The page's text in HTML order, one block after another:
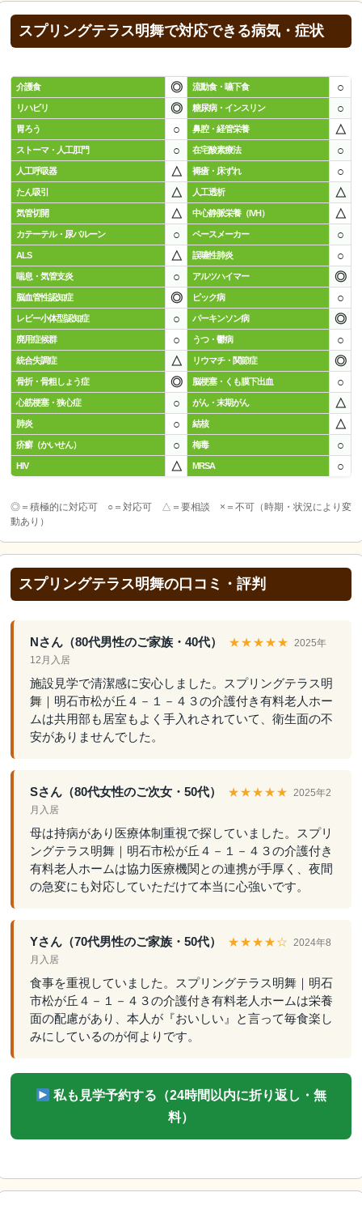
スプリングテラス明舞で対応できる病気・症状
介護食 ◎ 流動食・嚥下食 ○
リハビリ ◎ 糖尿病・インスリン ○
胃ろう ○ 鼻腔・経管栄養 △
ストーマ・人工肛門 ○ 在宅酸素療法 ○
人工呼吸器 △ 褥瘡・床ずれ ○
たん吸引 △ 人工透析 △
気管切開 △ 中心静脈栄養（IVH） △
カテーテル・尿バルーン ○ ペースメーカー ○
ALS △ 誤嚥性肺炎 ○
喘息・気管支炎 ○ アルツハイマー ◎
脳血管性認知症 ◎ ピック病 ○
レビー小体型認知症 ○ パーキンソン病 ◎
廃用症候群 ○ うつ・鬱病 ○
統合失調症 △ リウマチ・関節症 ◎
骨折・骨粗しょう症 ◎ 脳梗塞・くも膜下出血 ○
心筋梗塞・狭心症 ○ がん・末期がん △
肺炎 ○ 結核 △
疥癬（かいせん） ○ 梅毒 ○
HIV △ MRSA ○
◎＝積極的に対応可 ○＝対応可 △＝要相談 ×＝不可（時期・状況により変
動あり）
スプリングテラス明舞の口コミ・評判
Nさん（80代男性のご家族・40代） ★★★★★ 2025年
12月入居
施設見学で清潔感に安心しました。スプリングテラス明
舞｜明石市松が丘４－１－４３の介護付き有料老人ホー
ムは共用部も居室もよく手入れされていて、衛生面の不
安がありませんでした。
Sさん（80代女性のご次女・50代） ★★★★★ 2025年2
月入居
母は持病があり医療体制重視で探していました。スプリ
ングテラス明舞｜明石市松が丘４－１－４３の介護付き
有料老人ホームは協力医療機関との連携が手厚く、夜間
の急変にも対応していただけて本当に心強いです。
Yさん（70代男性のご家族・50代） ★★★★☆ 2024年8
月入居
食事を重視していました。スプリングテラス明舞｜明石
市松が丘４－１－４３の介護付き有料老人ホームは栄養
面の配慮があり、本人が『おいしい』と言って毎食楽し
みにしているのが何よりです。
私も見学予約する（24時間以内に折り返し・無
料）